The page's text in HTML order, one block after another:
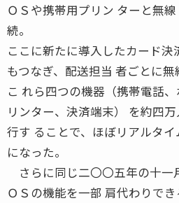
ＯＳや携帯用プリン ターと無
続。
ここに新たに導入したカード決
もつなぎ、配送担当 者ごとに無
こ れら四つの機器（携帯電話
リンター、決済端末） を約四
行す ることで、ほぼリアルタ
になった。
さらに同じ二〇〇五年の十一
ＯＳの機能を一部 肩代わりで